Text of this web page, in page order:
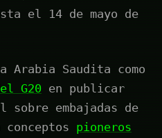
el 14 de mayo de
Arabia Saudita como
G20 en publicar
embajadas de
conceptos pioneros